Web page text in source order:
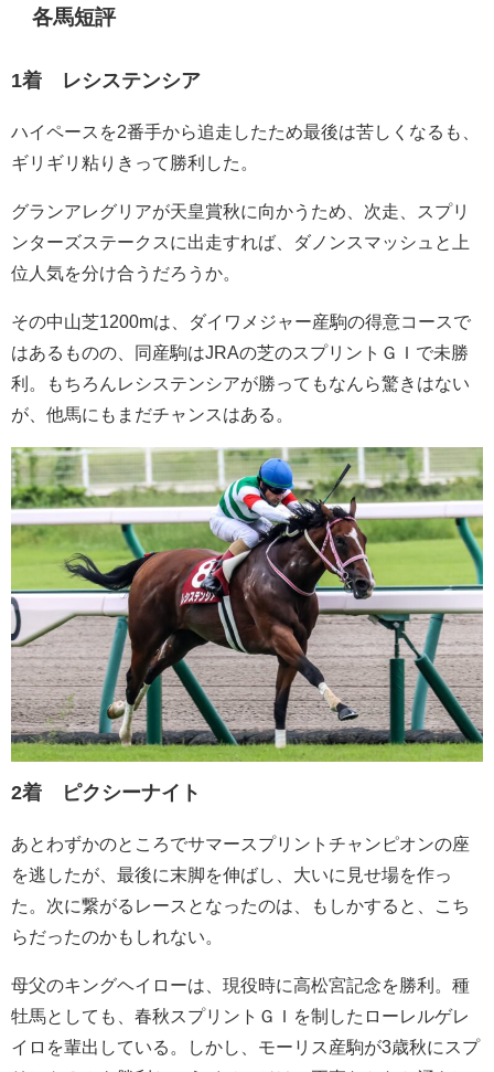
各馬短評
1着 レシステンシア
ハイペースを2番手から追走したため最後は苦しくなるも、
ギリギリ粘りきって勝利した。
グランアレグリアが天皇賞秋に向かうため、次走、スプリ
ンターズステークスに出走すれば、ダノンスマッシュと上
位人気を分け合うだろうか。
その中山芝1200mは、ダイワメジャー産駒の得意コースで
はあるものの、同産駒はJRAの芝のスプリントＧＩで未勝
利。もちろんレシステンシアが勝ってもなんら驚きはない
が、他馬にもまだチャンスはある。
2着 ピクシーナイト
あとわずかのところでサマースプリントチャンピオンの座
を逃したが、最後に末脚を伸ばし、大いに見せ場を作っ
た。次に繋がるレースとなったのは、もしかすると、こち
らだったのかもしれない。
母父のキングヘイローは、現役時に高松宮記念を勝利。種
牡馬としても、春秋スプリントＧＩを制したローレルゲレ
イロを輩出している。しかし、モーリス産駒が3歳秋にスプ